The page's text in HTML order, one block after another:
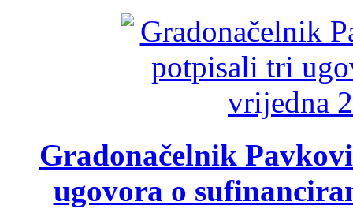
Gradonačelnik
ugovora o